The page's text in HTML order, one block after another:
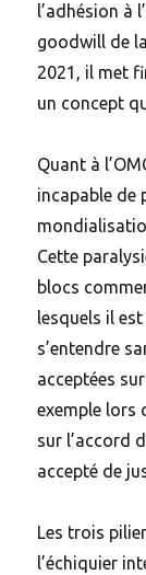
l’adhésion à
goodwill de
2021, il met
un concept
Quant à
incapable de
Cette
blocs
lesquels il
s’entendre
acceptées
exemple lors
sur l’accord
accepté de
Les trois
l’échiquier